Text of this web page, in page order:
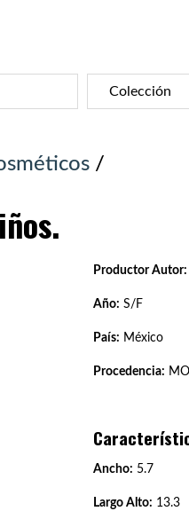
/
Productor Autor:
Año: S/F
País: México
Procedencia:
Ancho: 5.7
Largo Alto: 13.3